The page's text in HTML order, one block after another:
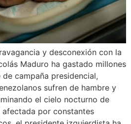
y desconexión con la
Maduro ha gastado millones
campaña presidencial,
sufren de hambre y
el cielo nocturno de
afectada por constantes